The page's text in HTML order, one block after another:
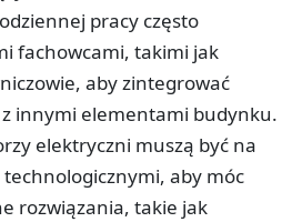
pracy często
fachowcami, takimi jak
aby zintegrować
innymi elementami budynku.
elektryczni muszą być na
aby móc
rozwiązania, takie jak